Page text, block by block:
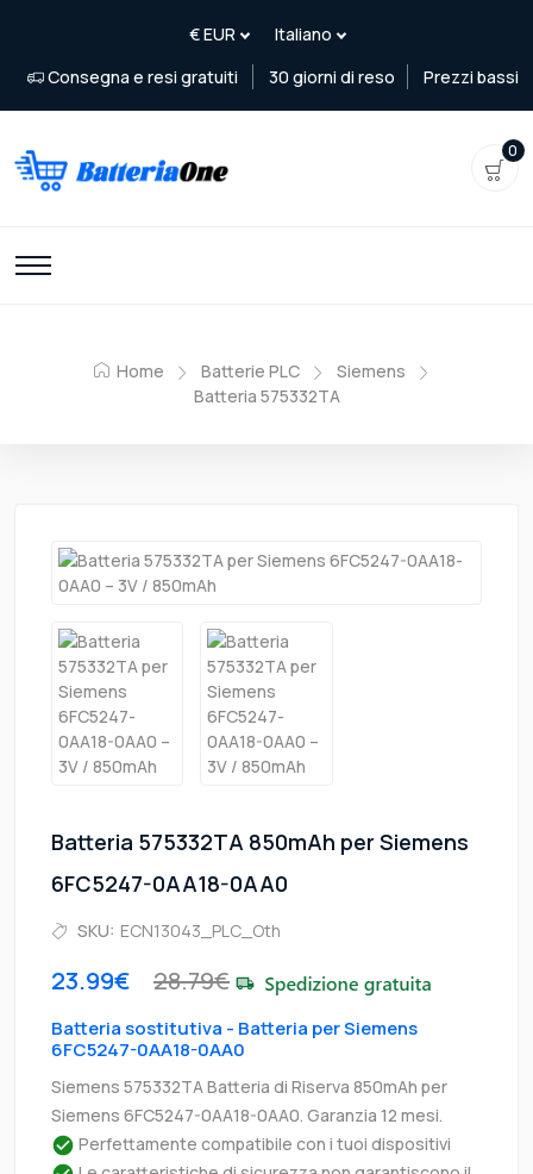
Consegna e resi gratuiti 30 giorni di reso Prezzi bassi
0
Home Batterie PLC
Siemens
Batteria 575332TA
Batteria 575332TA 850mAh per Siemens
6FC5247-0AA18-0AA0
SKU: ECN13043_PLC_Oth
23.99€ 28.79€
Batteria sostitutiva - Batteria per Siemens
6FC5247-0AA18-0AA0
Siemens 575332TA Batteria di Riserva 850mAh per
Siemens 6FC5247-0AA18-0AA0. Garanzia 12 mesi.
Perfettamente compatibile con i tuoi dispositivi